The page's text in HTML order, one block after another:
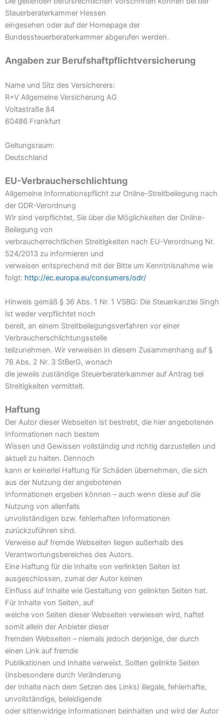
Steuerberaterkammer Hessen
eingesehen oder auf der Homepage der
Bundessteuerberaterkammer abgerufen werden.
Angaben zur Berufshaftpflichtversicherung
Name und Sitz des Versicherers:
R+V Allgemeine Versicherung AG
Voltastraße 84
60486 Frankfurt
Geltungsraum:
Deutschland
EU-Verbraucherschlichtung
Allgemeine Informationspflicht zur Online-Streitbeilegung nach
der ODR-Verordnung
Wir sind verpflichtet, Sie über die Möglichkeiten der Online-
Beilegung von
verbraucherrechtlichen Streitigkeiten nach EU-Verordnung Nr.
524/2013 zu informieren und
verweisen entsprechend mit der Bitte um Kenntnisnahme wie
folgt: http://ec.europa.eu/consumers/odr/
Hinweis gemäß § 36 Abs. 1 Nr. 1 VSBG: Die Steuerkanzlei Singh
ist weder verpflichtet noch
bereit, an einem Streitbeilegungsverfahren vor einer
Verbraucherschlichtungsstelle
teilzunehmen. Wir verweisen in diesem Zusammenhang auf §
76 Abs. 2 Nr. 3 StBerG, wonach
die jeweils zuständige Steuerberaterkammer auf Antrag bei
Streitigkeiten vermittelt.
Haftung
Der Autor dieser Webseiten ist bestrebt, die hier angebotenen
Informationen nach bestem
Wissen und Gewissen vollständig und richtig darzustellen und
aktuell zu halten. Dennoch
kann er keinerlei Haftung für Schäden übernehmen, die sich
aus der Nutzung der angebotenen
Informationen ergeben können – auch wenn diese auf die
Nutzung von allenfalls
unvollständigen bzw. fehlerhaften Informationen
zurückzuführen sind.
Verweise auf fremde Webseiten liegen außerhalb des
Verantwortungsbereiches des Autors.
Eine Haftung für die Inhalte von verlinkten Seiten ist
ausgeschlossen, zumal der Autor keinen
Einfluss auf Inhalte wie Gestaltung von gelinkten Seiten hat.
Für Inhalte von Seiten, auf
welche von Seiten dieser Webseiten verwiesen wird, haftet
somit allein der Anbieter dieser
fremden Webseiten – niemals jedoch derjenige, der durch
einen Link auf fremde
Publikationen und Inhalte verweist. Sollten gelinkte Seiten
(insbesondere durch Veränderung
der Inhalte nach dem Setzen des Links) illegale, fehlerhafte,
unvollständige, beleidigende
oder sittenwidrige Informationen beinhalten und wird der Autor